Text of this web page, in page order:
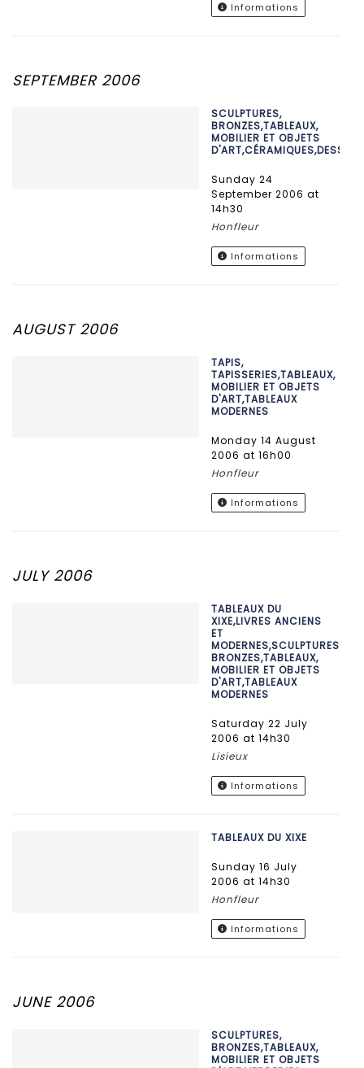
Informations
SEPTEMBER 2006
SCULPTURES,
BRONZES,TABLEAUX,
MOBILIER ET OBJETS
D'ART,CÉRAMIQUES,DESSINS
Sunday 24
September 2006 at
14h30
Honfleur
Informations
AUGUST 2006
TAPIS,
TAPISSERIES,TABLEAUX,
MOBILIER ET OBJETS
D'ART,TABLEAUX
MODERNES
Monday 14 August
2006 at 16h00
Honfleur
Informations
JULY 2006
TABLEAUX DU
XIXE,LIVRES ANCIENS
ET
MODERNES,SCULPTURES,
BRONZES,TABLEAUX,
MOBILIER ET OBJETS
D'ART,TABLEAUX
MODERNES
Saturday 22 July
2006 at 14h30
Lisieux
Informations
TABLEAUX DU XIXE
Sunday 16 July
2006 at 14h30
Honfleur
Informations
JUNE 2006
SCULPTURES,
BRONZES,TABLEAUX,
MOBILIER ET OBJETS